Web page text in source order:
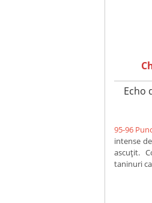
Echo
95-96
intense
ascuțit.
taninuri